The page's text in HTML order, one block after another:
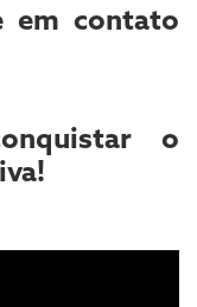
em contato
o